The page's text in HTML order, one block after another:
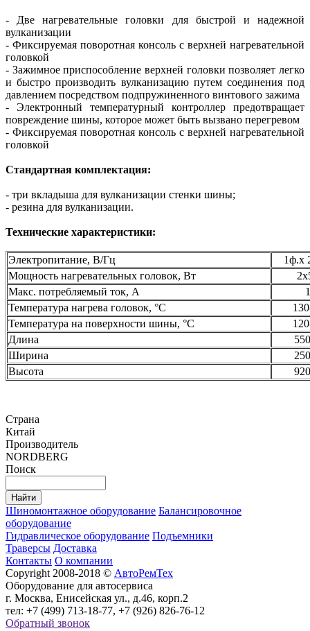
- Две нагревательные головки для быстрой и надежной
вулканизации
- Фиксируемая поворотная консоль с верхней нагревательной
головкой
- Зажимное приспособление верхней головки позволяет легко
и быстро производить вулканизацию путем соединения под
давлением посредством подпружиненного винтового зажима
- Электронный температурный контроллер предотвращает
повреждение шины, которое может быть вызвано перегревом
- Фиксируемая поворотная консоль с верхней нагревательной
головкой
Стандартная комплектация:
- три вкладыша для вулканизации стенки шины;
- резина для вулканизации.
Технические характеристики:
Электропитание, В/Гц
1ф.х
Мощность нагревательных головок, Вт
Макс. потребляемый ток, А
Температура нагрева головок, °C
Температура на поверхности шины, °C
Длина
Ширина
Высота
Страна
Китай
Производитель
NORDBERG
Поиск
Шиномонтажное оборудование Балансировочное
оборудование
Гидравлическое оборудование Подъемники
Траверсы Доставка
Контакты О компании
Copyright 2008-2018 © АвтоРемТех
Оборудование для автосервиса
г. Москва, Енисейская ул., д.46, корп.2
тел: +7 (499) 713-18-77, +7 (926) 826-76-12
Обратный звонок